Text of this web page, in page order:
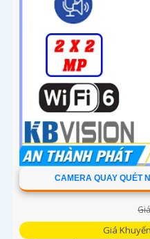
CAMERA QUAY QUÉT
Giá